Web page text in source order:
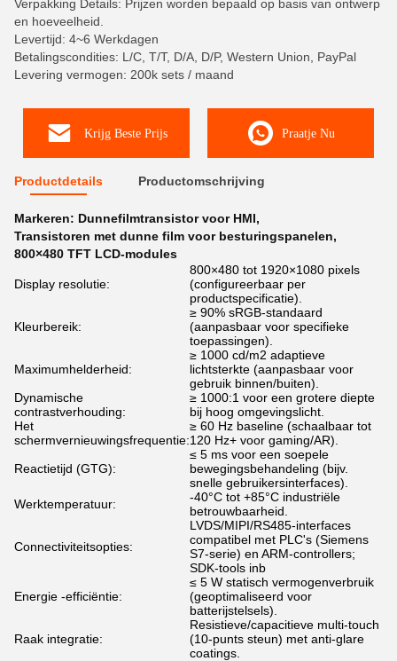
Verpakking Details: Prijzen worden bepaald op basis van ontwerp
en hoeveelheid.
Levertijd: 4~6 Werkdagen
Betalingscondities: L/C, T/T, D/A, D/P, Western Union, PayPal
Levering vermogen: 200k sets / maand
Krijg Beste Prijs Praatje Nu
Productdetails Productomschrijving
Markeren: Dunnefilmtransistor voor HMI,
Transistoren met dunne film voor besturingspanelen,
800×480 TFT LCD-modules
Display resolutie:
800×480 tot 1920×1080 pixels
(configureerbaar per
productspecificatie).
Kleurbereik:
≥ 90% sRGB-standaard
(aanpasbaar voor specifieke
toepassingen).
Maximumhelderheid:
≥ 1000 cd/m2 adaptieve
lichtsterkte (aanpasbaar voor
gebruik binnen/buiten).
Dynamische
contrastverhouding:
≥ 1000:1 voor een grotere diepte
bij hoog omgevingslicht.
Het
schermvernieuwingsfrequentie:
≥ 60 Hz baseline (schaalbaar tot
120 Hz+ voor gaming/AR).
Reactietijd (GTG):
≤ 5 ms voor een soepele
bewegingsbehandeling (bijv.
snelle gebruikersinterfaces).
Werktemperatuur:
-40°C tot +85°C industriële
betrouwbaarheid.
Connectiviteitsopties:
LVDS/MIPI/RS485-interfaces
compatibel met PLC's (Siemens
S7-serie) en ARM-controllers;
SDK-tools inb
Energie -efficiëntie:
≤ 5 W statisch vermogenverbruik
(geoptimaliseerd voor
batterijstelsels).
Raak integratie:
Resistieve/capacitieve multi-touch
(10-punts steun) met anti-glare
coatings.